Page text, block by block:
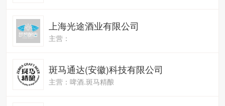
上海光途酒业有限公司
主营：
斑马通达(安徽)科技有限公司
主营：啤酒.斑马精酿